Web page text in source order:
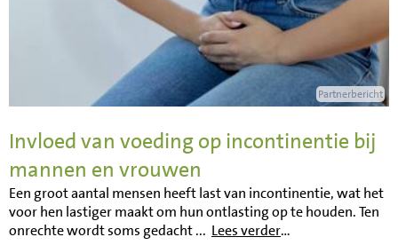
Partnerbericht
Invloed van voeding op incontinentie bij
mannen en vrouwen
Een groot aantal mensen heeft last van incontinentie, wat het
voor hen lastiger maakt om hun ontlasting op te houden. Ten
onrechte wordt soms gedacht ... Lees verder…